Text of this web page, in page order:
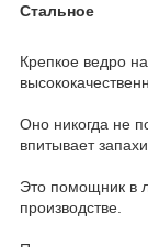
Стальное
Крепкое ведро
Оно никогда не
впитывает
Это помощник в
производстве.